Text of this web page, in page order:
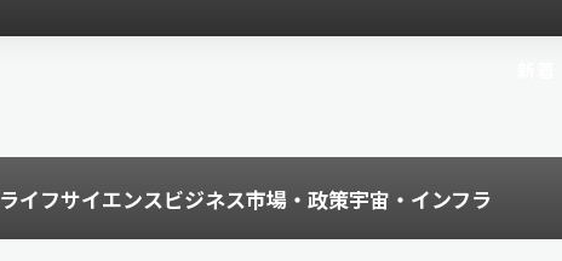
ライフサイエンスビジネス市場・政策宇宙・インフラ